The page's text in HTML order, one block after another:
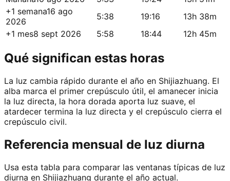
+1 semana16 ago
2026
5:38 19:16
13h 38m
+1 mes8 sept 2026 5:58 18:44 12h 45m
Qué significan estas horas
La luz cambia rápido durante el año en Shijiazhuang. El
alba marca el primer crepúsculo útil, el amanecer inicia
la luz directa, la hora dorada aporta luz suave, el
atardecer termina la luz directa y el crepúsculo cierra el
crepúsculo civil.
Referencia mensual de luz diurna
Usa esta tabla para comparar las ventanas típicas de luz
diurna en Shijiazhuang durante el año actual.